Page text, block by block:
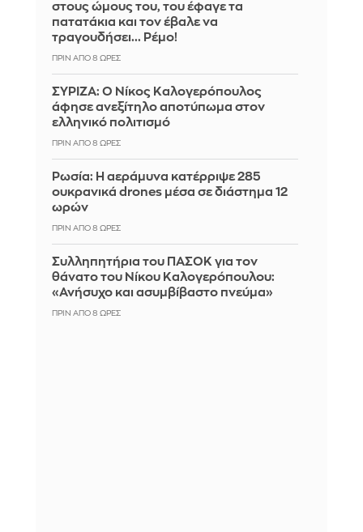
στους ώμους του, του έφαγε τα
πατατάκια και τον έβαλε να
τραγουδήσει... Ρέμο!
ΠΡΙΝ ΑΠΌ 8 ΏΡΕΣ
ΣΥΡΙΖΑ: Ο Νίκος Καλογερόπουλος
άφησε ανεξίτηλο αποτύπωμα στον
ελληνικό πολιτισμό
ΠΡΙΝ ΑΠΌ 8 ΏΡΕΣ
Ρωσία: Η αεράμυνα κατέρριψε 285
ουκρανικά drones μέσα σε διάστημα 12
ωρών
ΠΡΙΝ ΑΠΌ 8 ΏΡΕΣ
Συλληπητήρια του ΠΑΣΟΚ για τον
θάνατο του Νίκου Καλογερόπουλου:
«Ανήσυχο και ασυμβίβαστο πνεύμα»
ΠΡΙΝ ΑΠΌ 8 ΏΡΕΣ